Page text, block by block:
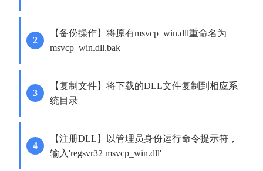
【备份操作】将原有msvcp_win.dll重命名为
msvcp_win.dll.bak
【复制文件】将下载的DLL文件复制到相应系
统目录
【注册DLL】以管理员身份运行命令提示符，
输入'regsvr32 msvcp_win.dll'